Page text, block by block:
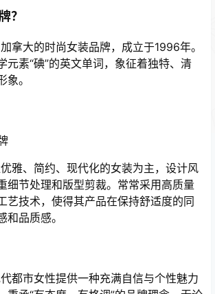
？
拿大的时尚女装品牌，成立于1996年。
元素“碘”的英文单词，象征着独特、清
。
雅、简约、现代化的女装为主，设计风
细节处理和版型剪裁。常常采用高质量
艺技术，使得其产品在保持舒适度的同
和品质感。
都市女性提供一种充满自信与个性魅力